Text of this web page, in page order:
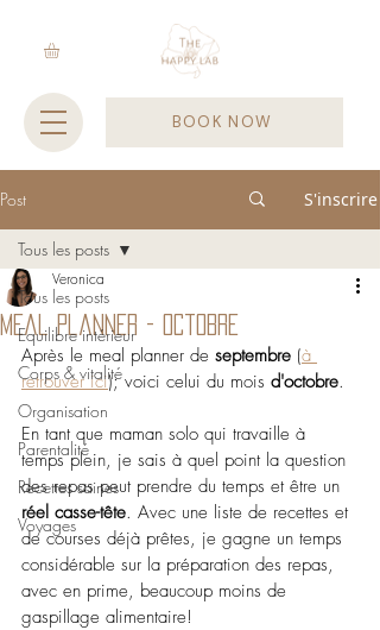
BOOK NOW
Post S'inscrire
Tous les posts
Equilibre intérieur
Corps & vitalité
Organisation
Parentalité
Recettes saines
Voyages
Tous les posts
Meal planner - octobre
Veronica
Après le meal planner de septembre (à
retrouver ici); voici celui du mois d'octobre.
En tant que maman solo qui travaille à
temps plein, je sais à quel point la question
des repas peut prendre du temps et être un
réel casse-tête. Avec une liste de recettes et
de courses déjà prêtes, je gagne un temps
considérable sur la préparation des repas,
avec en prime, beaucoup moins de
gaspillage alimentaire!